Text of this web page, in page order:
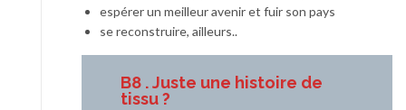
espérer un meilleur avenir et fuir son pays
se reconstruire, ailleurs..
B8 . Juste une histoire de
tissu ?